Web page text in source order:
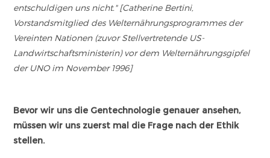
entschuldigen uns nicht." [Catherine Bertini,
Vorstandsmitglied des Welternährungsprogrammes der
Vereinten Nationen (zuvor Stellvertretende US-
Landwirtschaftsministerin) vor dem Welternährungsgipfel
der UNO im November 1996]
Bevor wir uns die Gentechnologie genauer ansehen,
müssen wir uns zuerst mal die Frage nach der Ethik
stellen.